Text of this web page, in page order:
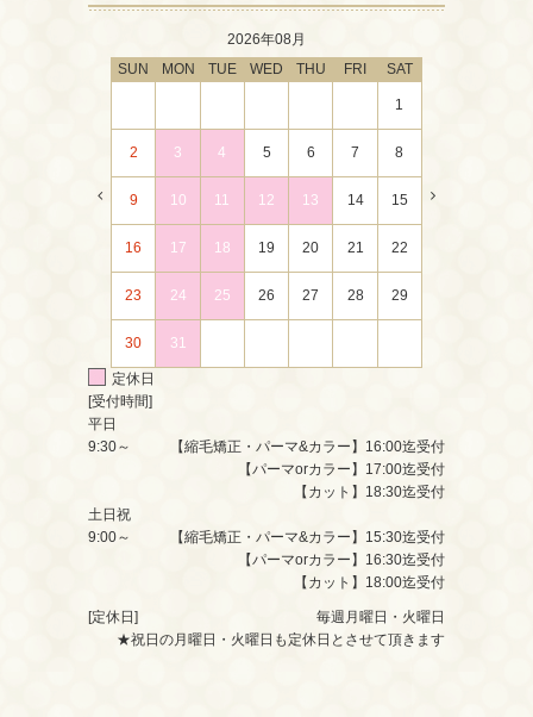
2026年08月
SUN
MON TUE WED THU FRI SAT
1
2 3 4 5 6 7 8
9 10 11 12 13 14 15
16 17 18 19 20 21 22
23 24 25 26 27 28 29
30 31
定休日
[受付時間]
平日
9:30～
【縮毛矯正・パーマ&カラー】16:00迄受付
【パーマorカラー】17:00迄受付
【カット】18:30迄受付
土日祝
9:00～
【縮毛矯正・パーマ&カラー】15:30迄受付
【パーマorカラー】16:30迄受付
【カット】18:00迄受付
[定休日]
毎週月曜日・火曜日
★祝日の月曜日・火曜日も定休日とさせて頂きます